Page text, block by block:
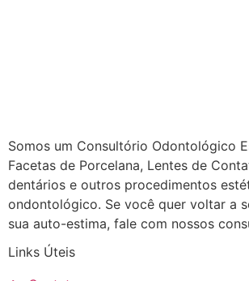
Somos um Consultório Odontológico
Facetas de Porcelana, Lentes de
dentários e outros procedimentos
ondontológico. Se você quer voltar a
sua auto-estima, fale com nossos
Links Úteis